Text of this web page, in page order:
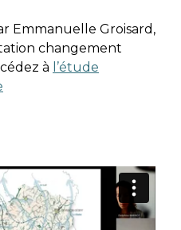
Emmanuelle Groisard,
changement
à l’étude